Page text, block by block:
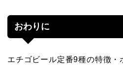
おわりに
エチゴビール定番9種の特徴・